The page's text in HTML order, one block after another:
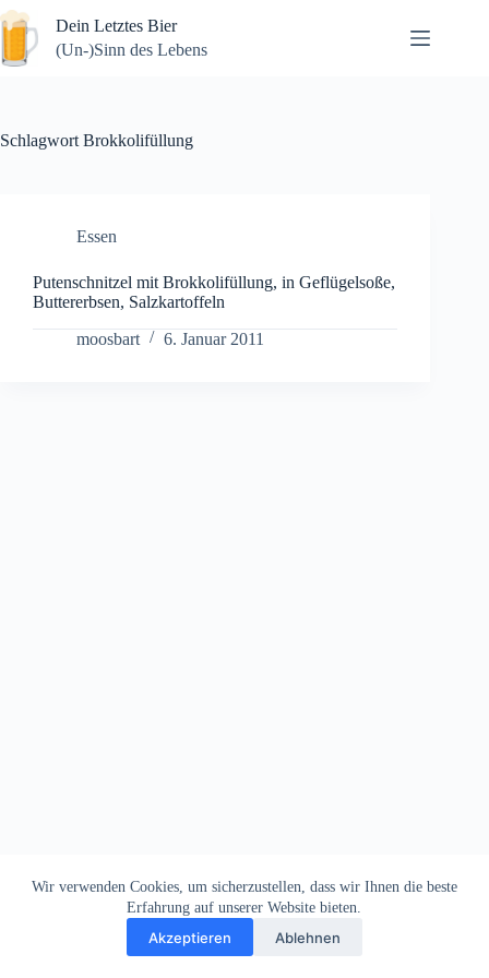
Zum
Inhalt
springen
Wir verwenden Cookies, um sicherzustellen, dass wir Ihnen die beste
Erfahrung auf unserer Website bieten.
Akzeptieren Ablehnen
Dein Letztes Bier
(Un-)Sinn des Lebens
Schlagwort Brokkolifüllung
Essen
Putenschnitzel mit Brokkolifüllung, in Geflügelsoße,
Buttererbsen, Salzkartoffeln
moosbart
6. Januar 2011
Impressum
Datenschutz